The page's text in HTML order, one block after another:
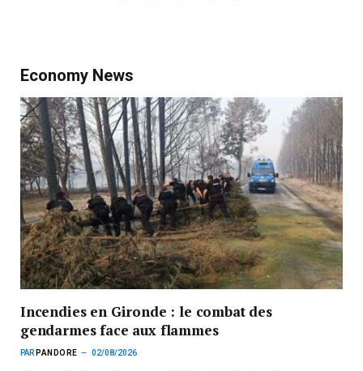
Economy News
Incendies en Gironde : le combat des
gendarmes face aux flammes
PAR PANDORE 02/08/2026